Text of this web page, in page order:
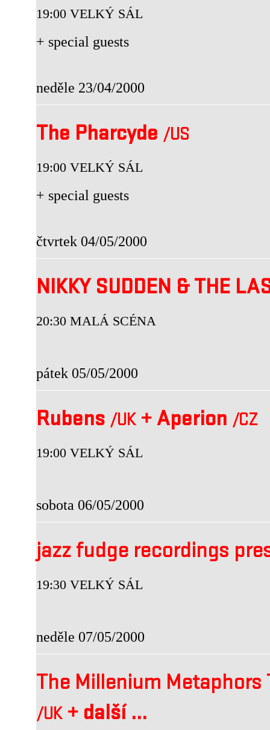
19:00 VELKÝ SÁL
+ special guests
neděle 23/04/2000
The Pharcyde /US
19:00 VELKÝ SÁL
+ special guests
čtvrtek 04/05/2000
NIKKY SUDDEN & THE
20:30 MALÁ SCÉNA
pátek 05/05/2000
Rubens /UK +Aperion /CZ
19:00 VELKÝ SÁL
sobota 06/05/2000
jazz fudge recordings
19:30 VELKÝ SÁL
neděle 07/05/2000
The Millenium
/UK + další ...